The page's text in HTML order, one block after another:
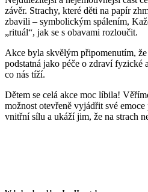
závěr. Strachy, které děti na papír
zbavili – symbolickým spálením,
„rituál“, jak se s obavami rozloučit.
Akce byla skvělým připomenutím,
podstatná jako péče o zdraví fyzické
co nás tíží.
Dětem se celá akce moc líbila!
možnost otevřeně vyjádřit své
vnitřní sílu a ukáží jim, že na strach